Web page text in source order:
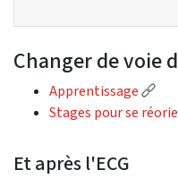
Changer de voie
Apprentissage
Stages pour se
Et après l'ECG